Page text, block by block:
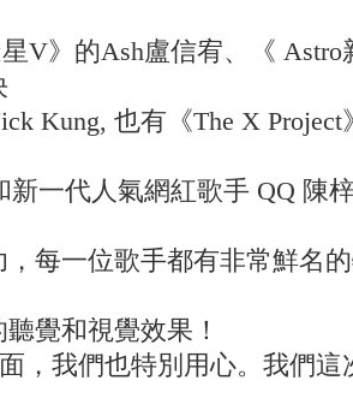
V》的Ash盧信宥、《
Kung, 也有《The X
新一代人氣網紅歌手 QQ 陳
，每一位歌手都有非常鮮名
覺和視覺效果！
，我們也特別用心。我們